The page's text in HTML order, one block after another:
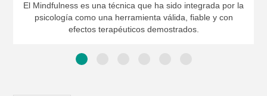
El Mindfulness es una técnica que ha sido integrada por la
psicología como una herramienta válida, fiable y con
efectos terapéuticos demostrados.